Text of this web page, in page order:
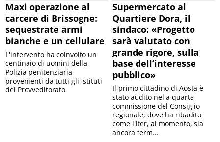
Maxi operazione al
carcere di Brissogne:
sequestrate armi
bianche e un cellulare
L'intervento ha coinvolto un
centinaio di uomini della
Polizia penitenziaria,
provenienti da tutti gli istituti
del Provveditorato
Supermercato al
Quartiere Dora, il
sindaco: «Progetto
sarà valutato con
grande rigore, sulla
base dell’interesse
pubblico»
Il primo cittadino di Aosta è
stato audito nella quarta
commissione del Consiglio
regionale, dove ha ribadito
come l'iter, al momento, sia
ancora ferm...